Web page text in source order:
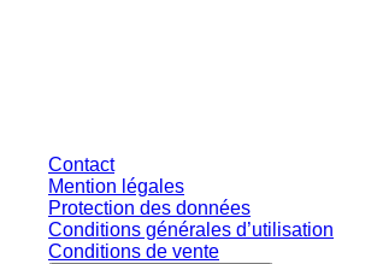
Contact
Mention légales
Protection des données
Conditions générales d’utilisation
Conditions de vente